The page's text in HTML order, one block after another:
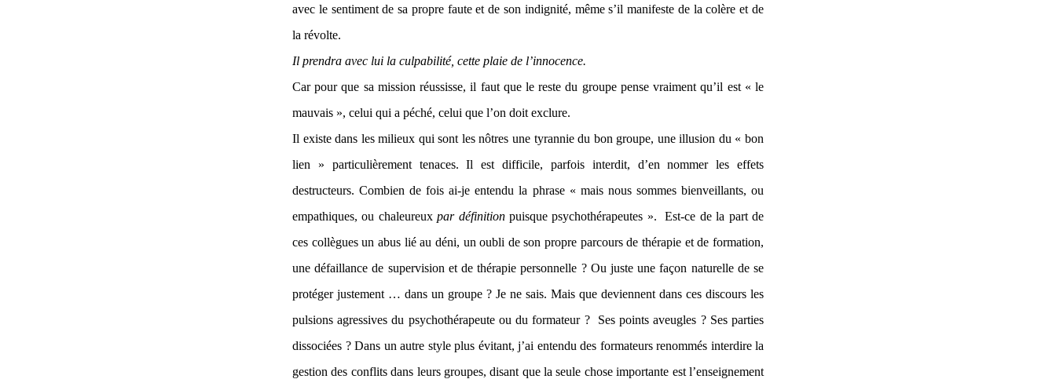
avec le sentiment de sa propre faute et de son indignité, même s’il manifeste de la colère et de
la révolte.
Il prendra avec lui la culpabilité, cette plaie de l’innocence.
Car pour que sa mission réussisse, il faut que le reste du groupe pense vraiment qu’il est « le
mauvais », celui qui a péché, celui que l’on doit exclure.
Il existe dans les milieux qui sont les nôtres une tyrannie du bon groupe, une illusion du « bon
lien » particulièrement tenaces. Il est difficile, parfois interdit, d’en nommer les effets
destructeurs. Combien de fois ai-je entendu la phrase « mais nous sommes bienveillants, ou
empathiques, ou chaleureuxpar définition puisque psychothérapeutes ». Est-ce de la part de
ces collègues un abus lié au déni, un oubli de son propre parcours de thérapie et de formation,
une défaillance de supervision et de thérapie personnelle ? Ou juste une façon naturelle de se
protéger justement … dans un groupe ? Je ne sais. Mais que deviennent dans ces discours les
pulsions agressives du psychothérapeute ou du formateur ? Ses points aveugles ? Ses parties
dissociées ? Dans un autre style plus évitant, j’ai entendu des formateurs renommés interdire la
gestion des conflits dans leurs groupes, disant que la seule chose importante est l’enseignement